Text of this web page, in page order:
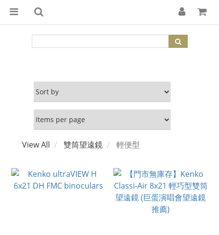
View All 雙筒望遠鏡 輕便型